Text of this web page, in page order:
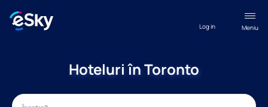
Meniu
Log in
Hoteluri în Toronto